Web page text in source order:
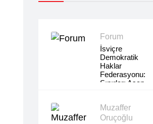
Forum
İsviçre
Demokratik
Haklar
Federasyonu:
Sınırları Aşan
Yerli Ve
Göçmen
Muzaffer
Oruçoğlu